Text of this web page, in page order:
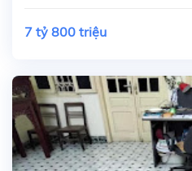
7 tỷ 800 triệu